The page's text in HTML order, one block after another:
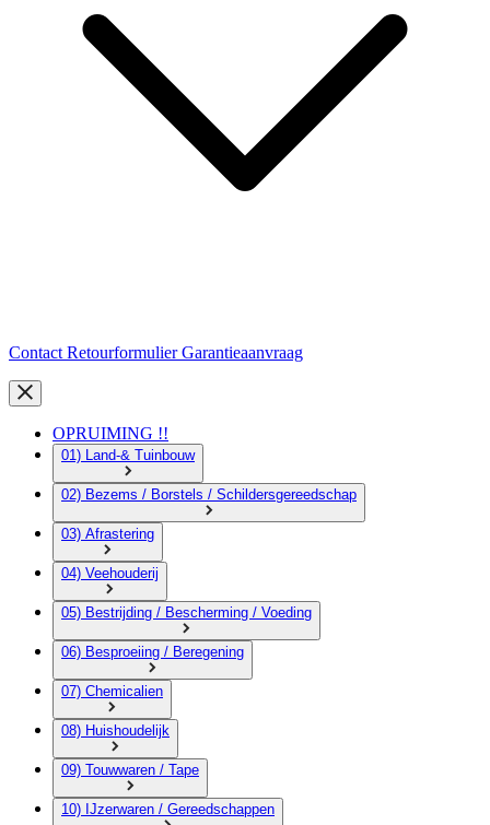
Contact RetourformulierGarantieaanvraag
OPRUIMING !!
01) Land-& Tuinbouw
02) Bezems / Borstels / Schildersgereedschap
03) Afrastering
04) Veehouderij
05) Bestrijding / Bescherming / Voeding
06) Besproeiing / Beregening
07) Chemicalien
08) Huishoudelijk
09) Touwwaren / Tape
10) IJzerwaren / Gereedschappen